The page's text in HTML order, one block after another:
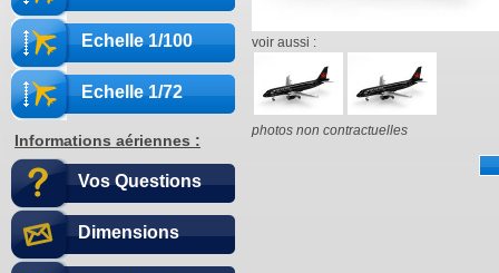
Echelle 1/100
Echelle 1/72
Informations aériennes :
Vos Questions
Dimensions
voir aussi :
photos non contractuelles